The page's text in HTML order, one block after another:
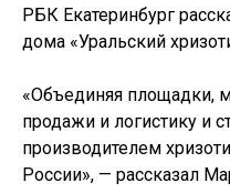
РБК Екатеринбург
дома «Уральский
«Объединяя площадки,
продажи и логистику и
производителем
России», — рассказал